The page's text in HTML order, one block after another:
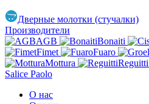
Дверные молотки (стучалки)
Производители
AGB
Bonaiti
Fimet
Fuaro
Mottura
Reguitti
Salice Paolo
О нас